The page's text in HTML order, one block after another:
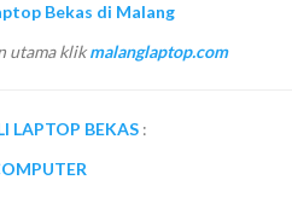
Bekas di Malang
utama klikmalanglaptop.com
LAPTOP BEKAS :